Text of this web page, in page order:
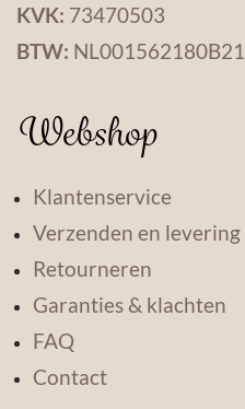
KVK: 73470503
BTW: NL001562180B21
Webshop
Klantenservice
Verzenden en levering
Retourneren
Garanties & klachten
FAQ
Contact